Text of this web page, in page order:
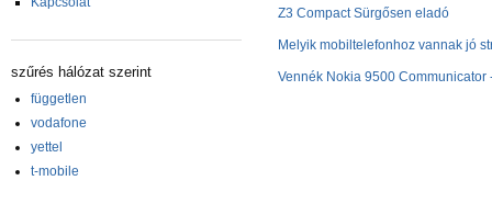
szűrés hálózat szerint
független
vodafone
yettel
t-mobile
Z3 Compact Sürgősen eladó
Melyik mobiltelefonhoz vannak jó
Vennék Nokia 9500 Communicator